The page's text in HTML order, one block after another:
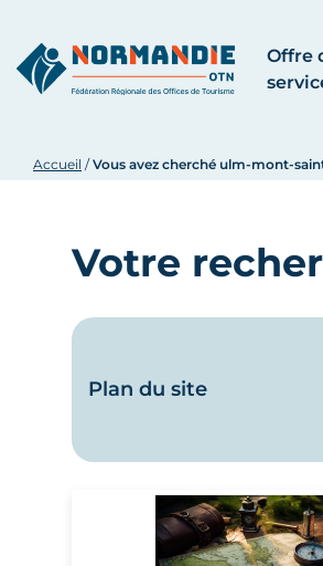
Offre
Accueil /Vous avez cherché ulm-mont-
Votre
Plan du site